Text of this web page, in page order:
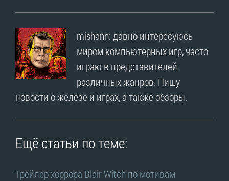
mishann: давно интересуюсь
миром компьютерных игр, часто
играю в представителей
различных жанров. Пишу
новости о железе и играх, а также обзоры.
Ещё статьи по теме:
Трейлер хоррора Blair Witch по мотивам